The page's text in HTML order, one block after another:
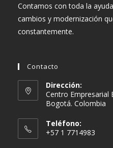
Contamos con toda la
cambios y modernización
constantemente.
Contacto
Dirección:
Centro Empresarial
Bogotá. Colombia
Teléfono:
+57 1 7714983